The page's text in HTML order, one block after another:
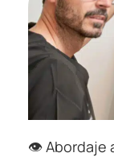
👁️ Abordaje